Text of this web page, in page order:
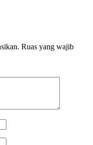
Ruas yang wajib